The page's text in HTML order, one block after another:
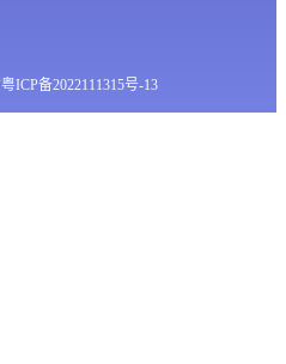
粤ICP备2022111315号-13